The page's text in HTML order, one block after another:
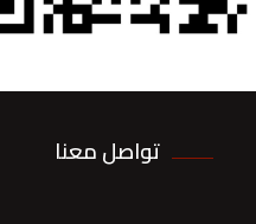
تواصل معنا